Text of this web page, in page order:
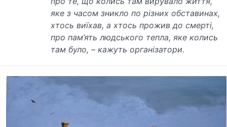
яке з часом зникло по різних обставинах,
хтось виїхав, а хтось прожив до смерті,
про пам’ять людського тепла, яке колись
там було, – кажуть організатори.